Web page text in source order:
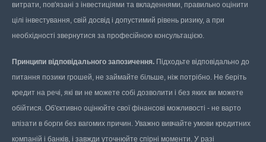
витрати, пов'язані з інвестиціями та вкладеннями, правильно оцінити
цілі інвестування, свій досвід і допустимий рівень ризику, а при
необхідності звернутися за професійною консультацією.
Принципи відповідального запозичення. Підходьте відповідально до
питання позики грошей, не займайте більше, ніж потрібно. Не беріть
кредит на речі, які ви не можете собі дозволити і без яких ви можете
обійтися. Об'єктивно оцінюйте свої фінансові можливості - не варто
влізати в борги без вагомих причин. Уважно вивчайте умови кредитних
компаній і банків, і завжди уточнюйте спірні моменти. У разі